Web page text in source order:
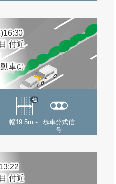
付近
車(1)
幅19.5m～
他
歩車分式信
号
付近